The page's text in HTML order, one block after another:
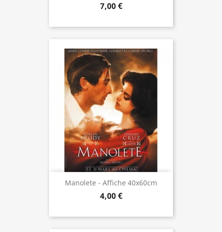
7,00 €
Manolete - Affiche 40x60cm
4,00 €